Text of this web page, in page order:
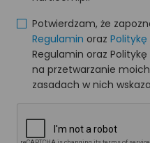
Potwierdzam, że
Regulamin oraz
Regulamin oraz
na przetwarzanie
zasadach w nich